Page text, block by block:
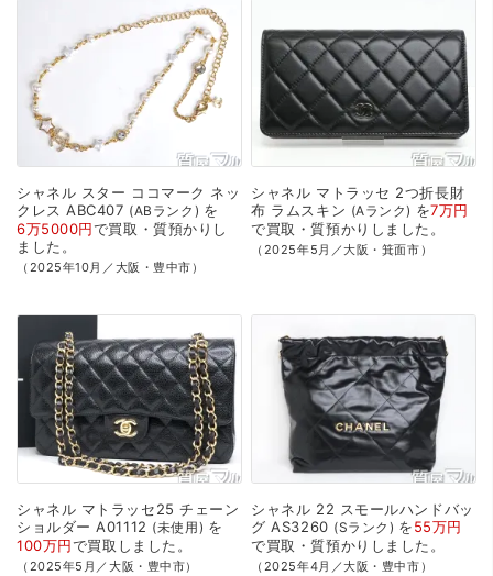
シャネル スター ココマーク ネッ
クレス ABC407 ABランク
を
6万5000円で買取・質預かり し
ました。
（2025年10月／大阪・豊中市）
シャネル マトラッセ 2つ折長財
布 ラムスキン Aランク を7万円
で買取・質預かり しました。
（2025年5月／大阪・箕面市）
シャネル マトラッセ25 チェーン
ショルダー A01112 未使用
を
100万円で買取 しました。
（2025年5月／大阪・豊中市）
シャネル 22 スモールハンドバッ
グ AS3260 Sランク を55万円
で買取・質預かり しました。
（2025年4月／大阪・豊中市）